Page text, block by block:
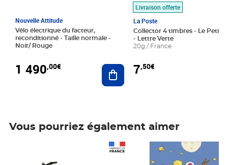
Nouvelle Attitude
Vélo électrique du facteur,
reconditionné - Taille normale -
Noir/ Rouge
1 490,00€ Ajouter au panier
Livraison offerte
La Poste
Collector 4 timbres - Le Petit
- Lettre Verte
20g / France
7,50€
Vous pourriez également aimer
Prix 7,50€